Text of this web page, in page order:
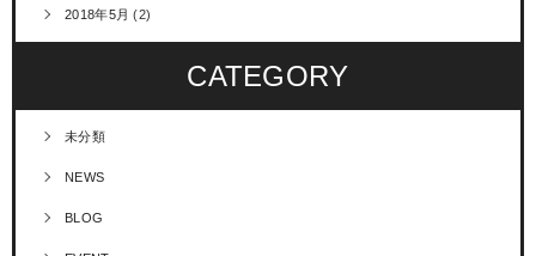
2018年5月 (2)
CATEGORY
未分類
NEWS
BLOG